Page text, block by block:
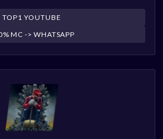
TOP1 YOUTUBE
MC -> WHATSAPP